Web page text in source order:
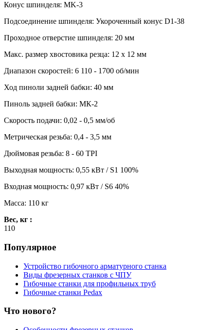
Конус шпинделя: MK-3
Подсоединение шпинделя: Укороченный конус D1-38
Проходное отверстие шпинделя: 20 мм
Макс. размер хвостовика резца: 12 х 12 мм
Диапазон скоростей: 6 110 - 1700 об/мин
Ход пиноли задней бабки: 40 мм
Пиноль задней бабки: МК-2
Скорость подачи: 0,02 - 0,5 мм/об
Метрическая резьба: 0,4 - 3,5 мм
Дюймовая резьба: 8 - 60 TPI
Выходная мощность: 0,55 кВт / S1 100%
Входная мощность: 0,97 кВт / S6 40%
Масса: 110 кг
Вес, кг :
110
Популярное
Устройство гибочного арматурного станка
Виды фрезерных станков с ЧПУ
Гибочные станки для профильных труб
Гибочные станки Pedax
Что нового?